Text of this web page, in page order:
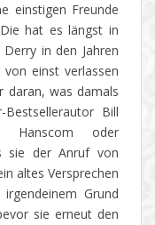
einstigen Freunde
hat es längst in
in den Jahren
einst verlassen
daran, was damals
Bill
Hanscom oder
sie der Anruf von
altes Versprechen
Grund
sie erneut den